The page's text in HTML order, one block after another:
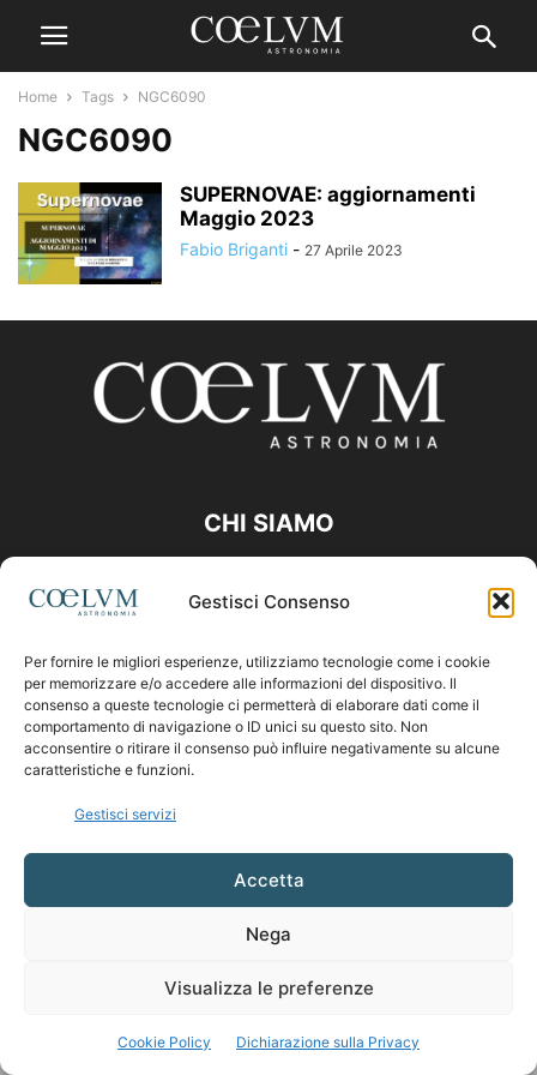
Gestisci Consenso
Per fornire le migliori esperienze, utilizziamo tecnologie come i cookie
per memorizzare e/o accedere alle informazioni del dispositivo. Il
consenso a queste tecnologie ci permetterà di elaborare dati come il
comportamento di navigazione o ID unici su questo sito. Non
acconsentire o ritirare il consenso può influire negativamente su alcune
caratteristiche e funzioni.
Gestisci servizi
Accetta
Nega
Visualizza le preferenze
Cookie Policy Dichiarazione sulla Privacy
Home Tags NGC6090
NGC6090
SUPERNOVAE: aggiornamenti
Maggio 2023
Fabio Briganti - 27 Aprile 2023
CHI SIAMO
Contattaci:coelumastro@coelum.com
SEGUICI